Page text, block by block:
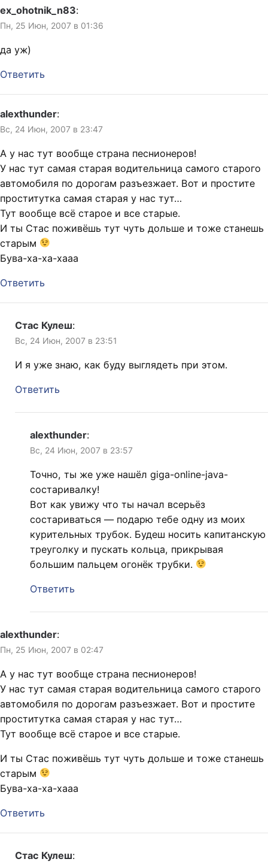
ex_ohotnik_n83:
Пн, 25 Июн, 2007 в 01:36
да уж)
Ответить
alexthunder:
Вс, 24 Июн, 2007 в 23:47
А у нас тут вообще страна песнионеров!
У нас тут самая старая водительница самого старого
автомобиля по дорогам разъезжает. Вот и простите
проститутка самая старая у нас тут…
Тут вообще всё старое и все старые.
И ты Стас поживёшь тут чуть дольше и тоже станешь
старым
Бува-ха-ха-хааа
Ответить
Стас Кулеш:
Вс, 24 Июн, 2007 в 23:51
И я уже знаю, как буду выглядеть при этом.
Ответить
alexthunder:
Вс, 24 Июн, 2007 в 23:57
Точно, ты же уже нашёл giga-online-java-
состаривалку!
Вот как увижу что ты начал всерьёз
состариваться — подарю тебе одну из моих
курительных трубок. Будеш носить капитанскую
треуголку и пускать кольца, прикрывая
большим пальцем огонёк трубки.
Ответить
alexthunder:
Пн, 25 Июн, 2007 в 02:47
А у нас тут вообще страна песнионеров!
У нас тут самая старая водительница самого старого
автомобиля по дорогам разъезжает. Вот и простите
проститутка самая старая у нас тут…
Тут вообще всё старое и все старые.
И ты Стас поживёшь тут чуть дольше и тоже станешь
старым
Бува-ха-ха-хааа
Ответить
Стас Кулеш: